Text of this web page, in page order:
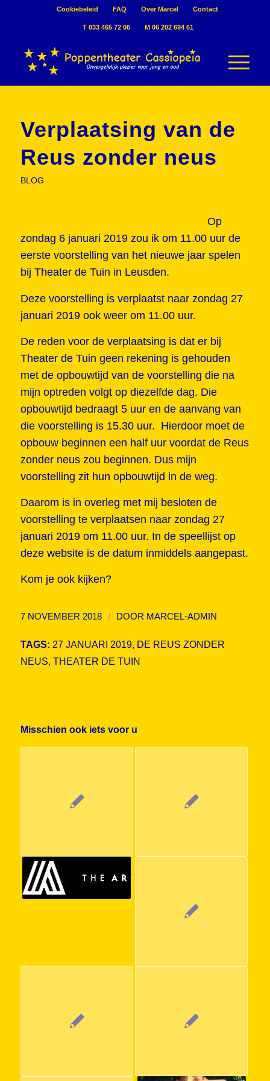
Cookiebeleid FAQ Over Marcel Contact
T 033 465 72 06 M 06 202 694 61
Verplaatsing van de
Reus zonder neus
BLOG
Op
zondag 6 januari 2019 zou ik om 11.00 uur de
eerste voorstelling van het nieuwe jaar spelen
bij Theater de Tuin in Leusden.
Deze voorstelling is verplaatst naar zondag 27
januari 2019 ook weer om 11.00 uur.
De reden voor de verplaatsing is dat er bij
Theater de Tuin geen rekening is gehouden
met de opbouwtijd van de voorstelling die na
mijn optreden volgt op diezelfde dag. Die
opbouwtijd bedraagt 5 uur en de aanvang van
die voorstelling is 15.30 uur. Hierdoor moet de
opbouw beginnen een half uur voordat de Reus
zonder neus zou beginnen. Dus mijn
voorstelling zit hun opbouwtijd in de weg.
Daarom is in overleg met mij besloten de
voorstelling te verplaatsen naar zondag 27
januari 2019 om 11.00 uur. In de speellijst op
deze website is de datum inmiddels aangepast.
Kom je ook kijken?
7 NOVEMBER 2018 / DOOR MARCEL-ADMIN
TAGS: 27 JANUARI 2019, DE REUS ZONDER
NEUS, THEATER DE TUIN
Misschien ook iets voor u